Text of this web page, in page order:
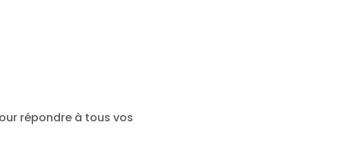
répondre à tous vos